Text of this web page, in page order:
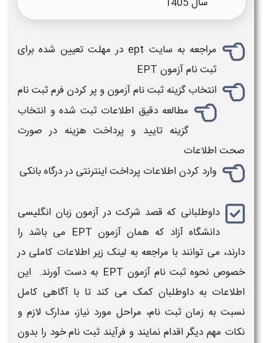
مراجعه به سایت ept در مهلت تعیین شده برای
ثبت نامآزمون EPT
انتخاب گزینه ثبت نامآزمونو پر کردن فرمثبت نام
مطالعه دقیق اطلاعات ثبت شده و انتخاب
گزینه تایید و پرداخت هزینه در صورت
صحت اطلاعات
وارد کردن اطلاعات پرداخت اینترنتی در درگاه بانکی
داوطلبانی که قصد شرکت در آزمون زبان انگلیسی
دانشگاه آزاد که همان آزمون EPT
می باشد را
دارند، می توانند با مراجعه به لینک زیر اطلاعات کاملی در
خصوص نحوهثبت نام آزمون EPT
به دست آورند. این
اطلاعات به داوطلبان کمک می‌ کند تا با آگاهی کامل
نسبت به زمانثبت‌ نام، مراحل مورد نیاز، مدارک لازم و
نکات مهم دیگر اقدام نمایند و فرآیند ثبت‌ نامخود را بدون